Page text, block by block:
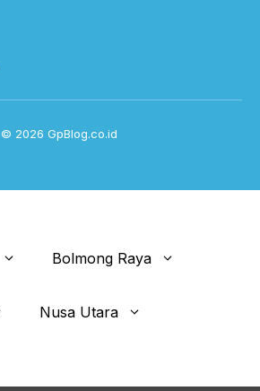
© 2026 GpBlog.co.id
Bolmong Raya
Nusa Utara